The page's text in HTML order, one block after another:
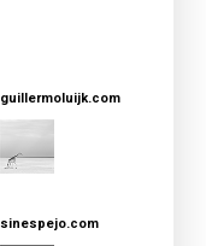
guillermoluijk.com
sinespejo.com